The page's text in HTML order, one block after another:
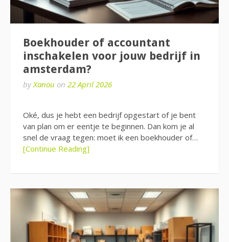
Boekhouder of accountant
inschakelen voor jouw bedrijf in
amsterdam?
byXanou on 22 April 2026
Oké, dus je hebt een bedrijf opgestart of je bent
van plan om er eentje te beginnen. Dan kom je al
snel de vraag tegen: moet ik een boekhouder of…
[Continue Reading]